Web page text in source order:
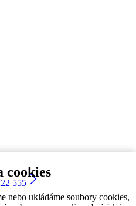
cookies
nebo ukládáme soubory cookies,
555